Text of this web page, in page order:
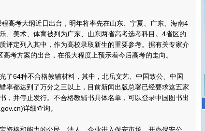
考大纲近日出台，明年将率先在山东、宁夏、广东、海南4
、美术、体育被列为广东、山东两省高考选考科目。4省区的
评定列入其中，作为高校录取新生的重要参考。据有关专家介
考方案的出台，在很大程度上预示着今后高考的走向。
64种不合格教辅材料，其中，北岳文艺、中国致公、中国
率都达到了万分之三以上，目前新闻出版总署已经要求这五家
，并停止发行。不合格教辅书具体名单，可以登录中国图书出
详细查询。